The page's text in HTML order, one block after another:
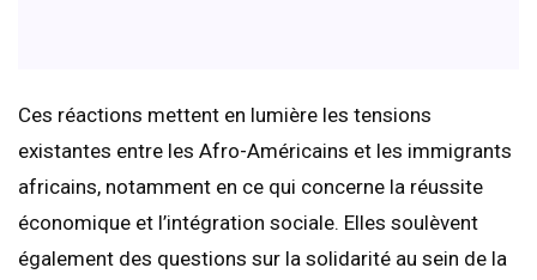
Ces réactions mettent en lumière les tensions
existantes entre les Afro-Américains et les immigrants
africains, notamment en ce qui concerne la réussite
économique et l’intégration sociale. Elles soulèvent
également des questions sur la solidarité au sein de la